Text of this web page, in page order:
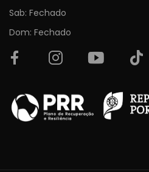
Sab: Fechado
Dom: Fechado